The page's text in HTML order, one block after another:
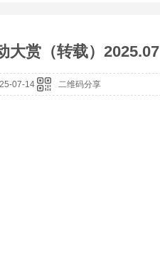
大赏（转载）2025.07
07-14 二维码分享